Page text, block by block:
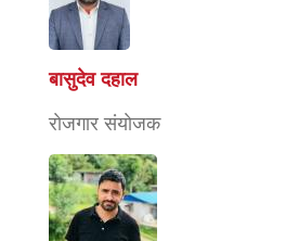
बासुदेव दहाल
राेजगार संयाेजक